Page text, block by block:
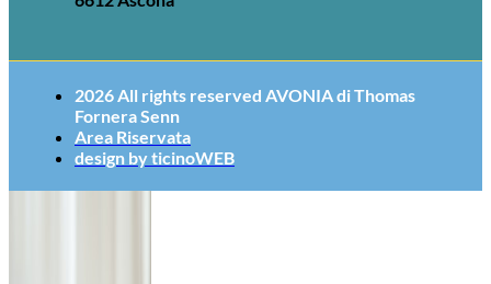
2026 All rights reserved AVONIA di Thomas
Fornera Senn​
Area Riservata
design by ticinoWEB